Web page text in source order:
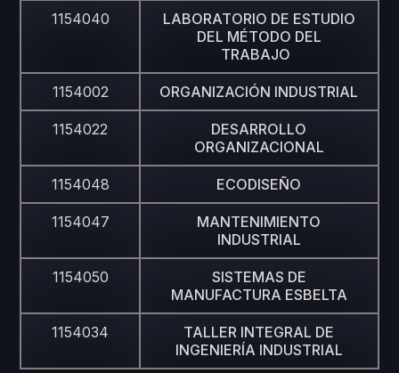
1154040
LABORATORIO DE ESTUDIO
DEL MÉTODO DEL
TRABAJO
1154002 ORGANIZACIÓN INDUSTRIAL
1154022
DESARROLLO
ORGANIZACIONAL
1154048 ECODISEÑO
1154047
MANTENIMIENTO
INDUSTRIAL
1154050
SISTEMAS DE
MANUFACTURA ESBELTA
1154034
TALLER INTEGRAL DE
INGENIERÍA INDUSTRIAL